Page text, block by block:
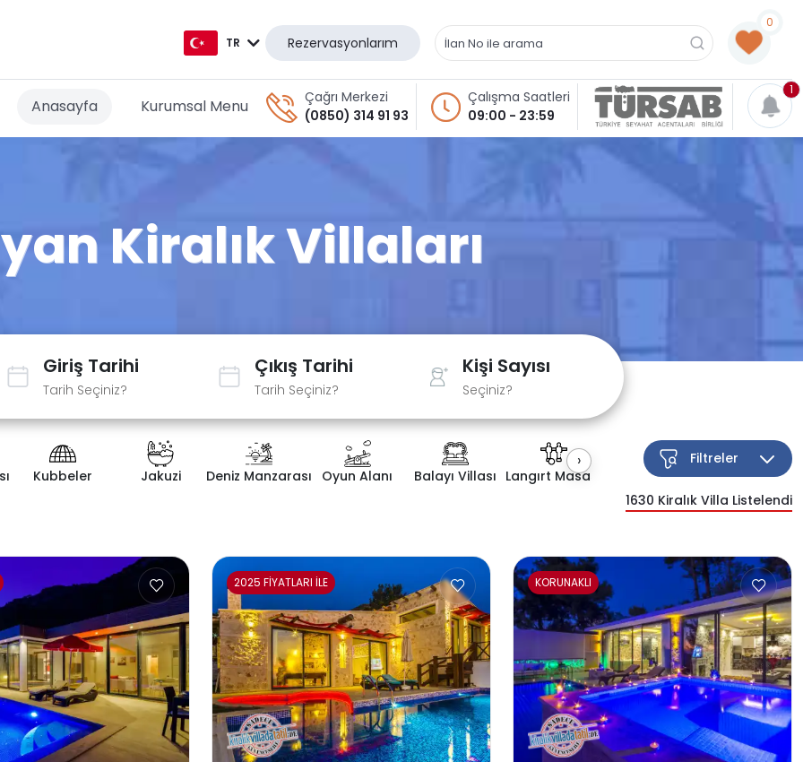
TR Rezervasyonlarım
0
Anasayfa Kurumsal Menu
Çağrı Merkezi
(0850) 314 91 93
Çalışma Saatleri
09:00 - 23:59
1
Kiralık Villaları
Giriş Tarihi
Tarih Seçiniz?
Çıkış Tarihi
Tarih Seçiniz?
Kişi Sayısı
Seçiniz?
Kubbeler Jakuzi Deniz Manzarası Oyun Alanı Balayı Villası Langırt Masası Kapalı Havuz Çocuk Havuzu
›
1630 Kiralık Villa Listelendi
Filtreler
2025 FİYATLARI İLE KORUNAKLI